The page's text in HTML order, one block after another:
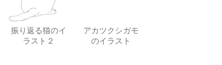
振り返る猫のイ
ラスト２
アカツクシガモ
のイラスト